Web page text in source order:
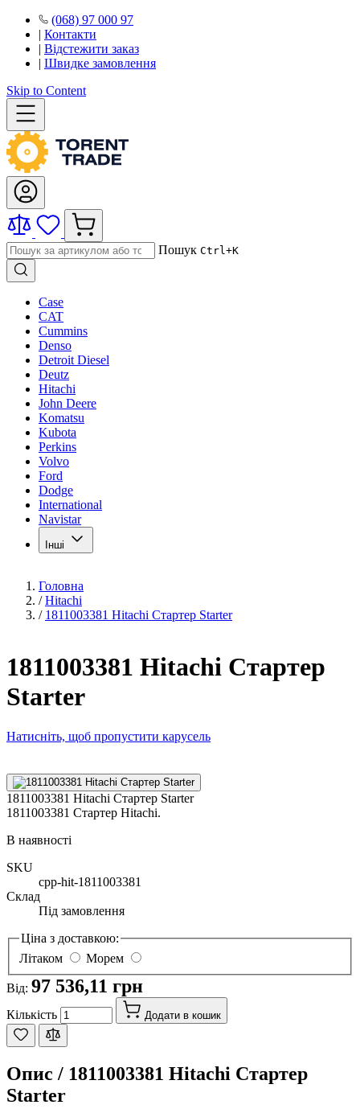
(068) 97 000 97
| Контакти
| Відстежити заказ
| Швидке замовлення
Skip to Content
Пошук Ctrl+K
Case
CAT
Cummins
Denso
Detroit Diesel
Deutz
Hitachi
John Deere
Komatsu
Kubota
Perkins
Volvo
Ford
Dodge
International
Navistar
Інші
Головна
/ Hitachi
/ 1811003381 Hitachi Стартер Starter
1811003381 Hitachi Стартер
Starter
Натисніть, щоб пропустити карусель
1811003381 Hitachi Стартер Starter
1811003381 Стартер Hitachi.
В наявності
SKU
cpp-hit-1811003381
Склад
Під замовлення
Ціна з доставкою:
Літаком
Морем
Від: 97 536,11 грн
Кількість Додати в кошик
Опис / 1811003381 Hitachi Стартер
Starter